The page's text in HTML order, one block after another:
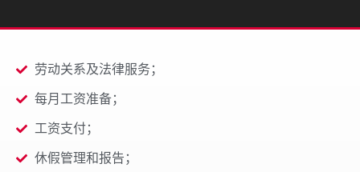
劳动关系及法律服务；
每月工资准备；
工资支付；
休假管理和报告；